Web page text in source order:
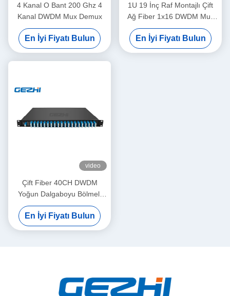
4 Kanal O Bant 200 Ghz 4
Kanal DWDM Mux Demux
En İyi Fiyatı Bulun
1U 19 İnç Raf Montajlı Çift
Ağ Fiber 1x16 DWDM Mux
Demux
En İyi Fiyatı Bulun
video
Çift Fiber 40CH DWDM
Yoğun Dalgaboyu Bölmeli
Çoklama
En İyi Fiyatı Bulun